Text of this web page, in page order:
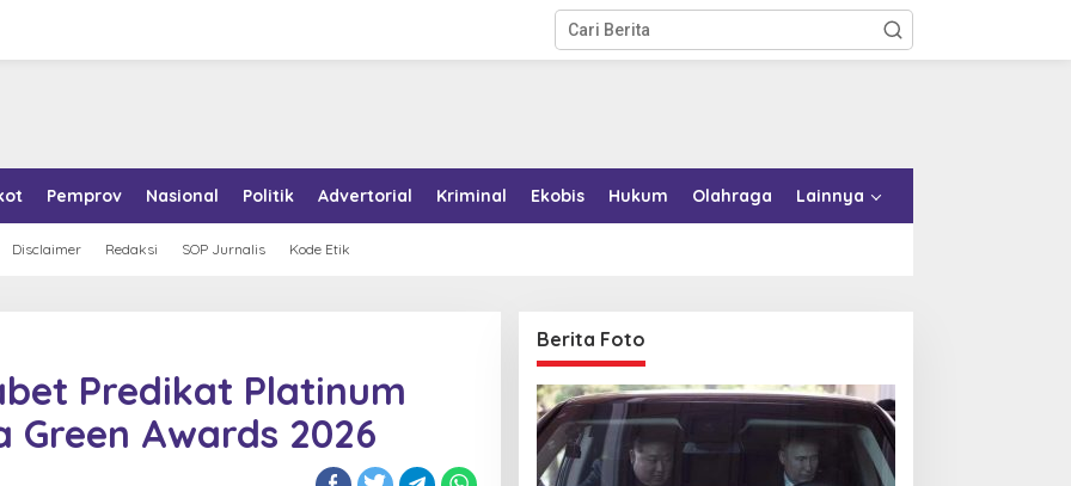
Pemprov Nasional Politik Advertorial Kriminal Ekobis Hukum Olahraga Lainnya
Disclaimer Redaksi SOP Jurnalis Kode Etik
Predikat Platinum
Green Awards 2026
Berita Foto